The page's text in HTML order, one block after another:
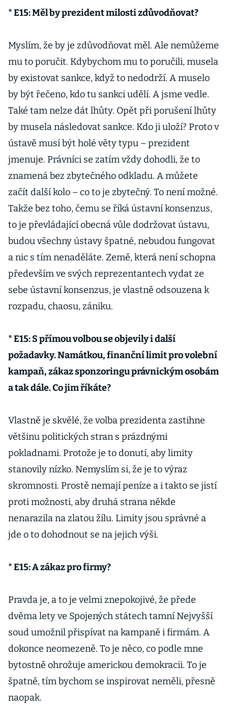
* E15: Měl by prezident milosti zdůvodňovat?
Myslím, že by je zdůvodňovat měl. Ale nemůžeme
mu to poručit. Kdybychom mu to poručili, musela
by existovat sankce, když to nedodrží. A muselo
by být řečeno, kdo tu sankci udělí. A jsme vedle.
Také tam nelze dát lhůty. Opět při porušení lhůty
by musela následovat sankce. Kdo ji uloží? Proto v
ústavě musí být holé věty typu – prezident
jmenuje. Právníci se zatím vždy dohodli, že to
znamená bez zbytečného odkladu. A můžete
začít další kolo – co to je zbytečný. To není možné.
Takže bez toho, čemu se říká ústavní konsenzus,
to je převládající obecná vůle dodržovat ústavu,
budou všechny ústavy špatné, nebudou fungovat
a nic s tím nenaděláte. Země, která není schopna
především ve svých reprezentantech vydat ze
sebe ústavní konsenzus, je vlastně odsouzena k
rozpadu, chaosu, zániku.
* E15: S přímou volbou se objevily i další
požadavky. Namátkou, finanční limit pro volební
kampaň, zákaz sponzoringu právnickým osobám
a tak dále. Co jim říkáte?
Vlastně je skvělé, že volba prezidenta zastihne
většinu politických stran s prázdnými
pokladnami. Protože je to donutí, aby limity
stanovily nízko. Nemyslím si, že je to výraz
skromnosti. Prostě nemají peníze a i takto se jistí
proti možnosti, aby druhá strana někde
nenarazila na zlatou žílu. Limity jsou správné a
jde o to dohodnout se na jejich výši.
* E15: A zákaz pro firmy?
Pravda je, a to je velmi znepokojivé, že přede
dvěma lety ve Spojených státech tamní Nejvyšší
soud umožnil přispívat na kampaně i firmám. A
dokonce neomezeně. To je něco, co podle mne
bytostně ohrožuje americkou demokracii. To je
špatně, tím bychom se inspirovat neměli, přesně
naopak.